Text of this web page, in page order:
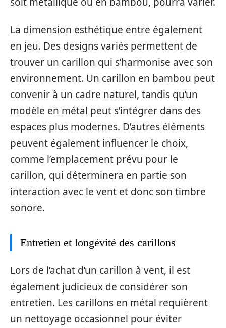
La dimension esthétique entre également
en jeu. Des designs variés permettent de
trouver un carillon qui s’harmonise avec son
environnement. Un carillon en bambou peut
convenir à un cadre naturel, tandis qu’un
modèle en métal peut s’intégrer dans des
espaces plus modernes. D’autres éléments
peuvent également influencer le choix,
comme l’emplacement prévu pour le
carillon, qui déterminera en partie son
interaction avec le vent et donc son timbre
sonore.
Entretien et longévité des carillons
Lors de l’achat d’un carillon à vent, il est
également judicieux de considérer son
entretien. Les carillons en métal requièrent
un nettoyage occasionnel pour éviter